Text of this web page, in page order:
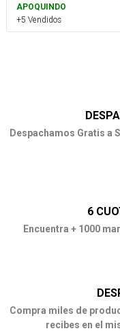
APOQUINDO
+5 Vendidos
Despachamos Gratis a
6
Encuentra + 1000
Compra miles de
recibes en el